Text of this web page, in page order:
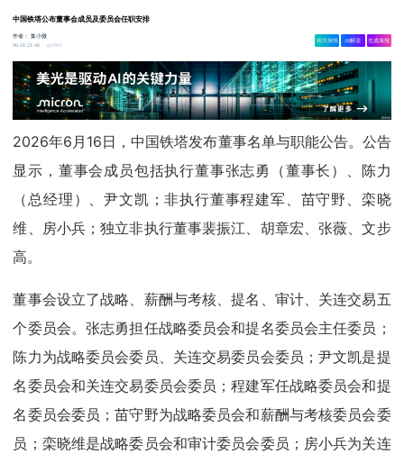
中国铁塔公布董事会成员及委员会任职安排
作者：集小微
06-16 21:46
5801
相关舆情 AI解读 生成海报
2026年6月16日，中国铁塔发布董事名单与职能公告。公告
显示，董事会成员包括执行董事张志勇（董事长）、陈力
（总经理）、尹文凯；非执行董事程建军、苗守野、栾晓
维、房小兵；独立非执行董事裴振江、胡章宏、张薇、文步
高。
董事会设立了战略、薪酬与考核、提名、审计、关连交易五
个委员会。张志勇担任战略委员会和提名委员会主任委员；
陈力为战略委员会委员、关连交易委员会委员；尹文凯是提
名委员会和关连交易委员会委员；程建军任战略委员会和提
名委员会委员；苗守野为战略委员会和薪酬与考核委员会委
员；栾晓维是战略委员会和审计委员会委员；房小兵为关连